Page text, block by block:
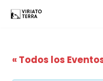
contenido
« Todos los